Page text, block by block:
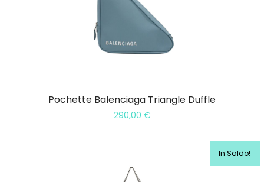
Pochette Balenciaga Triangle Duffle
290,00 €
In Saldo!